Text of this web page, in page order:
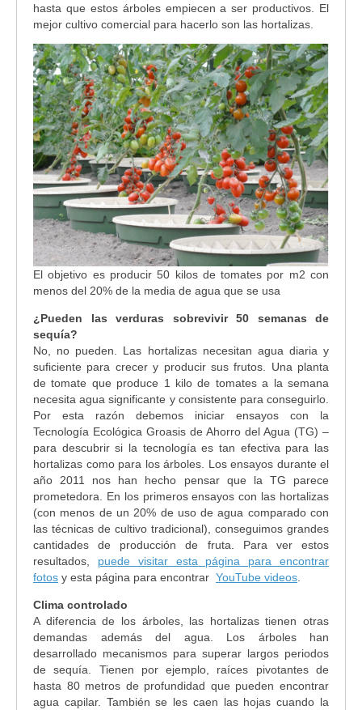
hasta que estos árboles empiecen a ser productivos. El
mejor cultivo comercial para hacerlo son las hortalizas.
El objetivo es producir 50 kilos de tomates por m2 con
menos del 20% de la media de agua que se usa
¿Pueden las verduras sobrevivir 50 semanas de
sequía?
No, no pueden. Las hortalizas necesitan agua diaria y
suficiente para crecer y producir sus frutos. Una planta
de tomate que produce 1 kilo de tomates a la semana
necesita agua significante y consistente para conseguirlo.
Por esta razón debemos iniciar ensayos con la
Tecnología Ecológica Groasis de Ahorro del Agua (TG) –
para descubrir si la tecnología es tan efectiva para las
hortalizas como para los árboles. Los ensayos durante el
año 2011 nos han hecho pensar que la TG parece
prometedora. En los primeros ensayos con las hortalizas
(con menos de un 20% de uso de agua comparado con
las técnicas de cultivo tradicional), conseguimos grandes
cantidades de producción de fruta. Para ver estos
resultados, puede visitar esta página para encontrar
fotos y esta página para encontrar YouTube videos
Clima controlado
A diferencia de los árboles, las hortalizas tienen otras
demandas además del agua. Los árboles han
desarrollado mecanismos para superar largos periodos
de sequía. Tienen por ejemplo, raíces pivotantes de
hasta 80 metros de profundidad que pueden encontrar
agua capilar. También se les caen las hojas cuando la